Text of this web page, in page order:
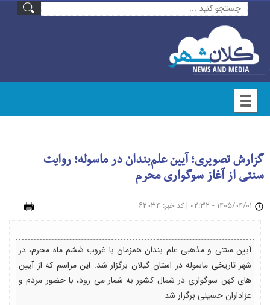
گزارش تصویری؛ آیین علم‌بندان در ماسوله؛ روایت
سنتی از آغاز سوگواری محرم
| کد خبر: ۶۲۰۳۴
آیین سنتی و مذهبی علم بندان همزمان با غروب ششم ماه محرم، در
شهر تاریخی ماسوله در استان گیلان برگزار شد. این مراسم که از آیین
های کهن سوگواری در شمال کشور به شمار می رود، با حضور مردم و
عزاداران حسینی برگزار شد